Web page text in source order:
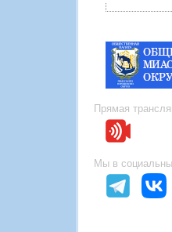
Прямая
Мы в